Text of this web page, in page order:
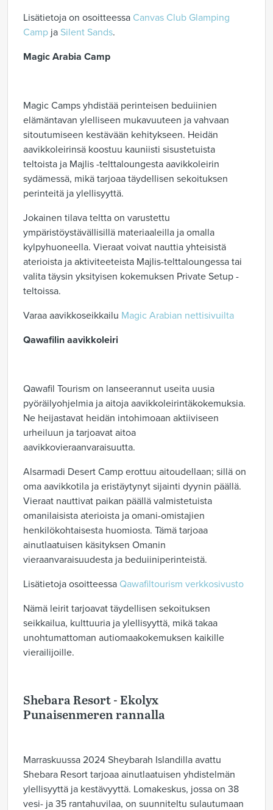
Lisätietoja on osoitteessa Canvas Club Glamping
Camp ja Silent Sands.
Magic Arabia Camp
Magic Camps yhdistää perinteisen beduiinien
elämäntavan ylelliseen mukavuuteen ja vahvaan
sitoutumiseen kestävään kehitykseen. Heidän
aavikkoleirinsä koostuu kauniisti sisustetuista
teltoista ja Majlis -telttaloungesta aavikkoleirin
sydämessä, mikä tarjoaa täydellisen sekoituksen
perinteitä ja ylellisyyttä.
Jokainen tilava teltta on varustettu
ympäristöystävällisillä materiaaleilla ja omalla
kylpyhuoneella. Vieraat voivat nauttia yhteisistä
aterioista ja aktiviteeteista Majlis-telttaloungessa tai
valita täysin yksityisen kokemuksen Private Setup -
teltoissa.
Varaa aavikkoseikkailu Magic Arabian nettisivuilta
Qawafilin aavikkoleiri
Qawafil Tourism on lanseerannut useita uusia
pyöräilyohjelmia ja aitoja aavikkoleirintäkokemuksia.
Ne heijastavat heidän intohimoaan aktiiviseen
urheiluun ja tarjoavat aitoa
aavikkovieraanvaraisuutta.
Alsarmadi Desert Camp erottuu aitoudellaan; sillä on
oma aavikkotila ja eristäytynyt sijainti dyynin päällä.
Vieraat nauttivat paikan päällä valmistetuista
omanilaisista aterioista ja omani-omistajien
henkilökohtaisesta huomiosta. Tämä tarjoaa
ainutlaatuisen käsityksen Omanin
vieraanvaraisuudesta ja beduiiniperinteistä.
Lisätietoja osoitteessa Qawafiltourism verkkosivusto
Nämä leirit tarjoavat täydellisen sekoituksen
seikkailua, kulttuuria ja ylellisyyttä, mikä takaa
unohtumattoman autiomaakokemuksen kaikille
vierailijoille.
Shebara Resort - Ekolyx
Punaisenmeren rannalla
Marraskuussa 2024 Sheybarah Islandilla avattu
Shebara Resort tarjoaa ainutlaatuisen yhdistelmän
ylellisyyttä ja kestävyyttä. Lomakeskus, jossa on 38
vesi- ja 35 rantahuvilaa, on suunniteltu sulautumaan